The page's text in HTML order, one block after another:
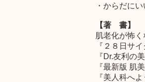
・からだに
【著 書】
肌老化が怖
『２８日サ
『Dr.友利の
『最新版 肌
『美人科へ